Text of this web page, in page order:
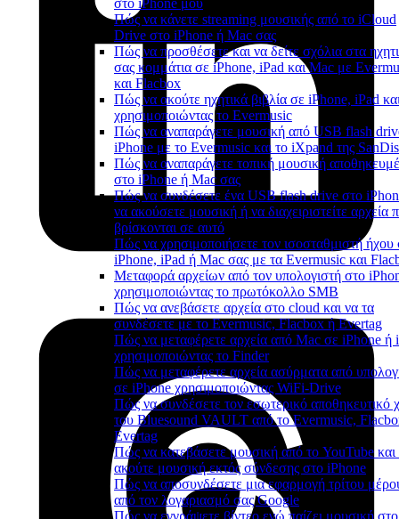
στο iPhone μου
Πώς να κάνετε streaming μουσικής από το iCloud
Drive στο iPhone ή Mac σας
Πώς να προσθέσετε και να δείτε σχόλια στα
σας κομμάτια σε iPhone, iPad και Mac με
και Flacbox
Πώς να ακούτε ηχητικά βιβλία σε iPhone, iPad
χρησιμοποιώντας το Evermusic
Πώς να αναπαράγετε μουσική από USB flash
iPhone με το Evermusic και το iXpand της
Πώς να αναπαράγετε τοπική μουσική
στο iPhone ή Mac σας
Πώς να συνδέσετε ένα USB flash drive στο
να ακούσετε μουσική ή να διαχειριστείτε αρχεία
βρίσκονται σε αυτό
Πώς να χρησιμοποιήσετε τον ισοσταθμιστή ήχου
iPhone, iPad ή Mac σας με τα Evermusic και
Μεταφορά αρχείων από τον υπολογιστή στο
χρησιμοποιώντας το πρωτόκολλο SMB
Πώς να ανεβάσετε αρχεία στο cloud και να τα
συνδέσετε με το Evermusic, Flacbox ή Evertag
Πώς να μεταφέρετε αρχεία από Mac σε iPhone ή
χρησιμοποιώντας το Finder
Πώς να μεταφέρετε αρχεία ασύρματα από
σε iPhone χρησιμοποιώντας WiFi-Drive
Πώς να συνδέσετε τον εσωτερικό αποθηκευτικό
του Bluesound VAULT από το Evermusic,
Evertag
Πώς να κατεβάσετε μουσική από το YouTube και
ακούτε μουσική εκτός σύνδεσης στο iPhone
Πώς να αποσυνδέσετε μια εφαρμογή τρίτου
από τον λογαριασμό σας Google
Πώς να εγγράψετε βίντεο ενώ παίζει μουσική στο